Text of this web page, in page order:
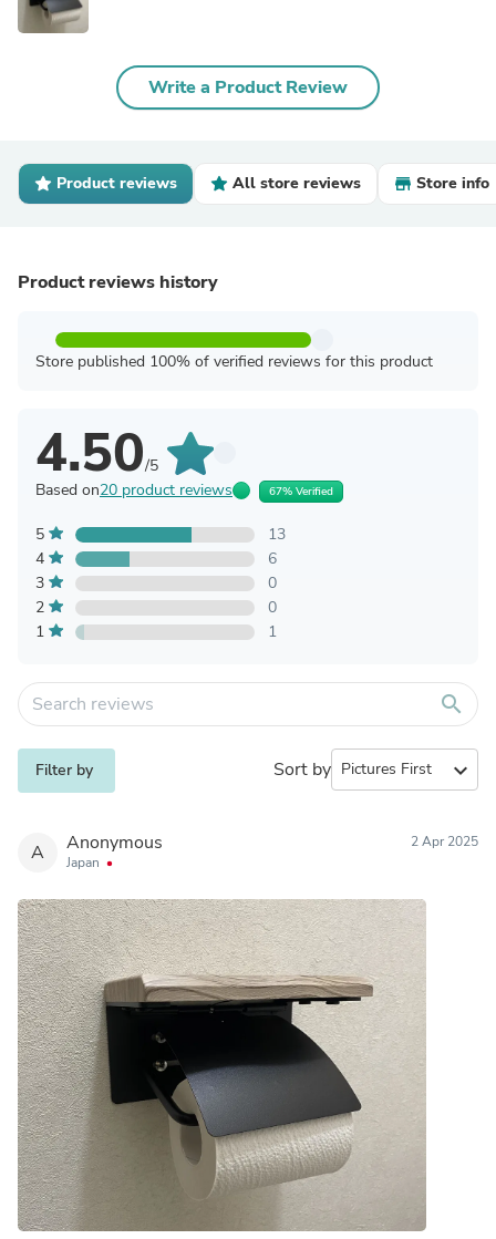
Write a Product Review
Product reviews All store reviews Store info
Product reviews history
Store published 100% of verified reviews for this product
4.50/5
Based on20 product reviews 67% Verified
5
13
4
6
3
0
2
0
1
1
search
Filter by Sort by expand_more
A Anonymous
Japan
2 Apr 2025